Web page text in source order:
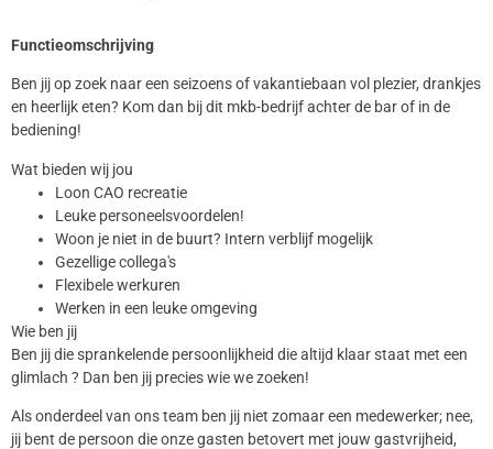
Functieomschrijving
Ben jij op zoek naar een seizoens of vakantiebaan vol plezier, drankjes
en heerlijk eten? Kom dan bij dit mkb-bedrijf achter de bar of in de
bediening!
Wat bieden wij jou
Loon CAO recreatie
Leuke personeelsvoordelen!
Woon je niet in de buurt? Intern verblijf mogelijk
Gezellige collega's
Flexibele werkuren
Werken in een leuke omgeving
Wie ben jij
Ben jij die sprankelende persoonlijkheid die altijd klaar staat met een
glimlach ? Dan ben jij precies wie we zoeken!
Als onderdeel van ons team ben jij niet zomaar een medewerker; nee,
jij bent de persoon die onze gasten betovert met jouw gastvrijheid,